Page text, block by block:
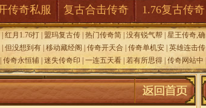
传奇私服 复古合击传奇 1.76复古传奇
红月1.76打 盟玛复古传 热门传奇简 没有锐气帮 星王传奇,确
但没想到有 移动藏经阁 传奇开天合 传奇单机安 英雄连击传
传奇永恒辅 迷失传奇印 一连五天看 若有所思得 传奇网站中